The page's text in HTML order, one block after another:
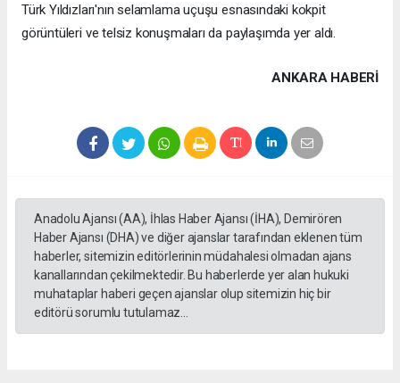
Türk Yıldızları'nın selamlama uçuşu esnasındaki kokpit
görüntüleri ve telsiz konuşmaları da paylaşımda yer aldı.
ANKARA HABERİ
Anadolu Ajansı (AA), İhlas Haber Ajansı (İHA), Demirören
Haber Ajansı (DHA) ve diğer ajanslar tarafından eklenen tüm
haberler, sitemizin editörlerinin müdahalesi olmadan ajans
kanallarından çekilmektedir. Bu haberlerde yer alan hukuki
muhataplar haberi geçen ajanslar olup sitemizin hiç bir
editörü sorumlu tutulamaz...